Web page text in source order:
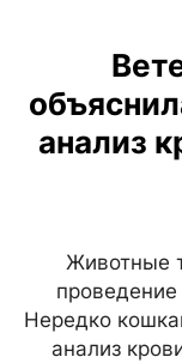
анализ
Животные
Нередко
анализ